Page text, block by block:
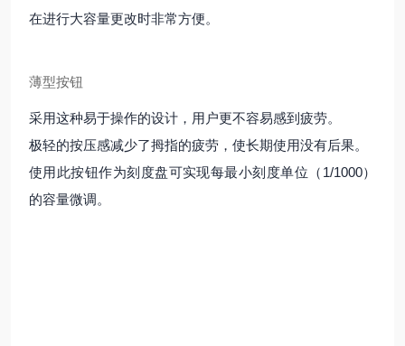
在进行大容量更改时非常方便。
薄型按钮
采用这种易于操作的设计，用户更不容易感到疲劳。
极轻的按压感减少了拇指的疲劳，使长期使用没有后果。
使用此按钮作为刻度盘可实现每最小刻度单位（1/1000）
的容量微调。